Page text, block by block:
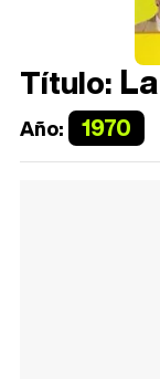
Título:
Año: 1970